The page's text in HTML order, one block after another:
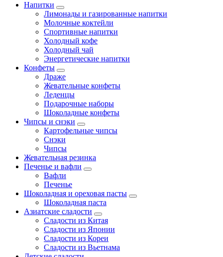
Напитки
Лимонады и газированные напитки
Молочные коктейли
Спортивные напитки
Холодный кофе
Холодный чай
Энергетические напитки
Конфеты
Драже
Жевательные конфеты
Леденцы
Подарочные наборы
Шоколадные конфеты
Чипсы и снэки
Картофельные чипсы
Снэки
Чипсы
Жевательная резинка
Печенье и вафли
Вафли
Печенье
Шоколадная и ореховая пасты
Шоколадная паста
Азиатские сладости
Сладости из Китая
Сладости из Японии
Сладости из Кореи
Сладости из Вьетнама